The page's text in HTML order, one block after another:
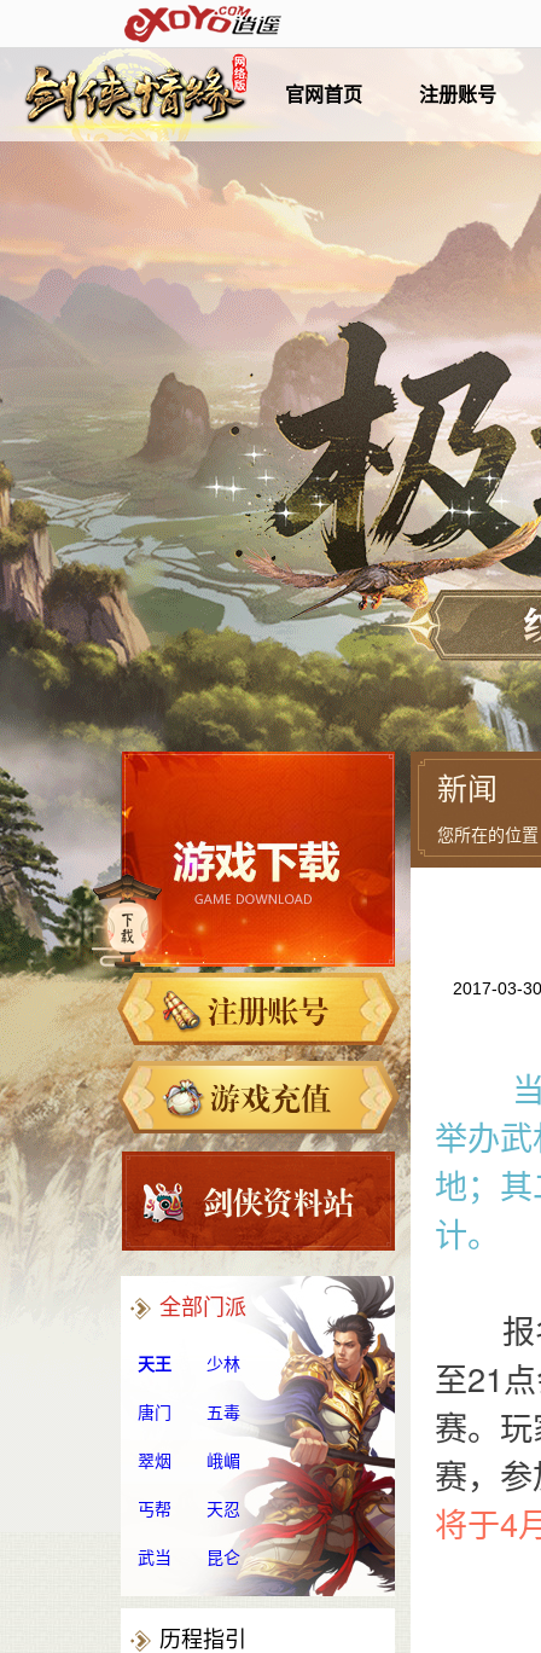
官网首页 注册账号
全部门派
天王 少林
唐门 五毒
翠烟 峨嵋
丐帮 天忍
武当 昆仑
历程指引
新闻
您所在的位
2017-03-
当今
举办
地；
计。
报名
至21
赛。
赛，
将于4